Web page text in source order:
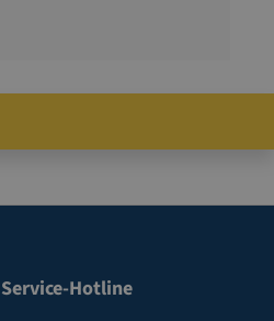
Service-Hotline